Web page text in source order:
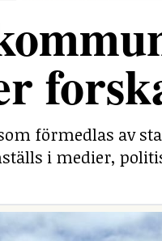
förmedlas av
i medier,